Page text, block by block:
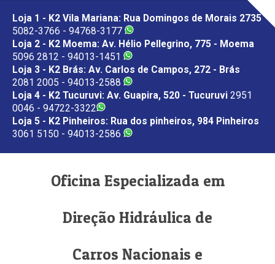
Loja 1 - K2 Vila Mariana: Rua Domingos de Morais 2735
5082-3766 - 94768-3177
Loja 2 - K2 Moema: Av. Hélio Pellegrino, 775 - Moema
5096 2812 - 94013-1451
Loja 3 - K2 Brás: Av. Carlos de Campos, 272 - Brás
2081 2005 - 94013-2588
Loja 4 - K2 Tucuruvi: Av. Guapira, 520 - Tucuruvi 2951
0046 - 94722-3322
Loja 5 - K2 Pinheiros: Rua dos pinheiros, 984 Pinheiros
3061 5150 - 94013-2586
Oficina Especializada em
Direção Hidráulica de
Carros Nacionais e